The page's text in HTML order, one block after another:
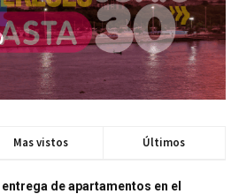
Mas vistos Últimos
de apartamentos en el